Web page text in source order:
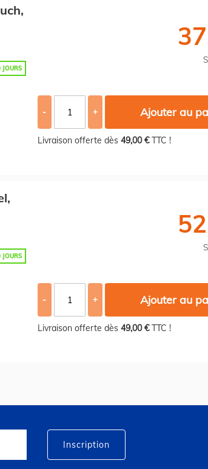
- + Ajouter au
Livraison offerte dès 49,00 €TTC !
- + Ajouter au
Livraison offerte dès 49,00 €TTC !
Inscription